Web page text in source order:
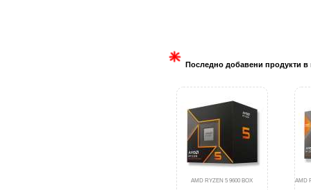
Последно добавени продукти в
AMD RYZEN 5 9600 BOX AMD